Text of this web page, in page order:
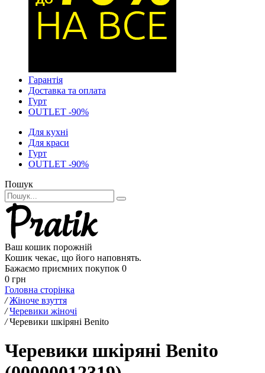
Гарантія
Доставка та оплата
Гурт
OUTLET -90%
Для кухні
Для краси
Гурт
OUTLET -90%
Пошук
Ваш кошик порожній
Кошик чекає, що його наповнять.
Бажаємо приємних покупок 0
0 грн
Головна сторінка
/ Жіноче взуття
/ Черевики жіночі
/ Черевики шкіряні Benito
Черевики шкіряні Benito